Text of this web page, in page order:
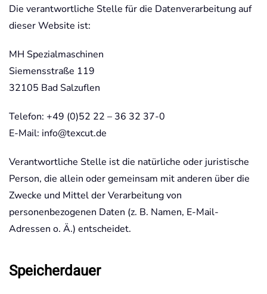
Die verantwortliche Stelle für die Datenverarbeitung auf
dieser Website ist:
MH Spezialmaschinen
Siemensstraße 119
32105 Bad Salzuflen
Telefon: +49 (0)52 22 – 36 32 37-0
E-Mail: info@texcut.de
Verantwortliche Stelle ist die natürliche oder juristische
Person, die allein oder gemeinsam mit anderen über die
Zwecke und Mittel der Verarbeitung von
personenbezogenen Daten (z. B. Namen, E-Mail-
Adressen o. Ä.) entscheidet.
Speicherdauer